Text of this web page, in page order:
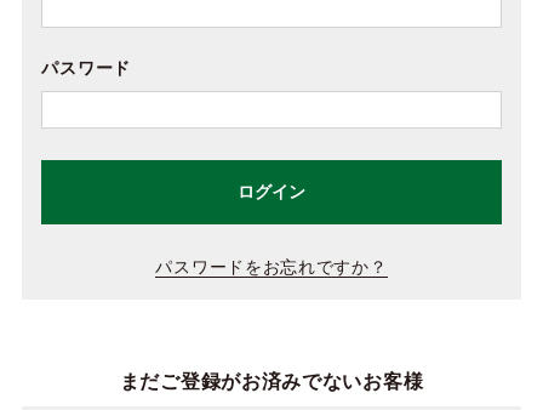
パスワード
ログイン
パスワードをお忘れですか？
まだご登録がお済みでないお客様